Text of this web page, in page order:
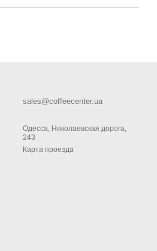
sales@coffeecenter.ua
Одесса, Николаевская дорога,
243
Карта проезда